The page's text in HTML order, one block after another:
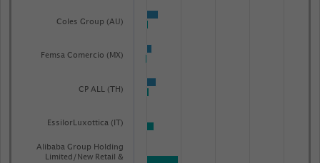
Femsa Comercio (MX)
Coles Group (AU)
CP ALL (TH)
EssilorLuxottica (IT)
Alibaba Group Holding
Limited/New Retail &